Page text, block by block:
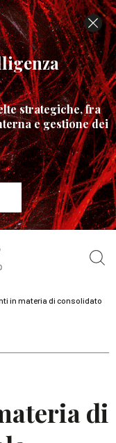
strategiche, fra
e gestione dei
in materia di consolidato
di